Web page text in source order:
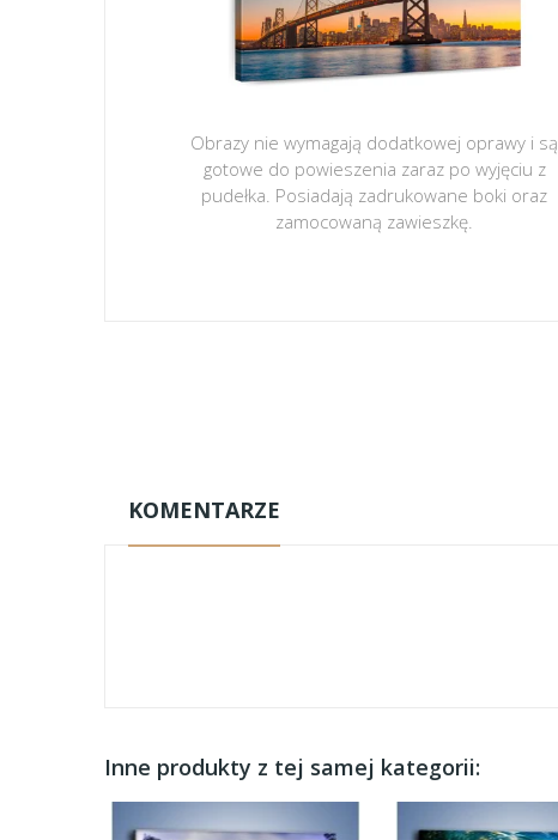
Obrazy nie wymagają dodatkowej oprawy i są
gotowe do powieszenia zaraz po wyjęciu z
pudełka. Posiadają zadrukowane boki oraz
zamocowaną zawieszkę.
KOMENTARZE
Inne produkty z tej samej kategorii: